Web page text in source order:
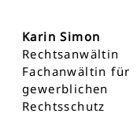
Karin Simon
Rechtsanwältin
Fachanwältin für
gewerblichen
Rechtsschutz